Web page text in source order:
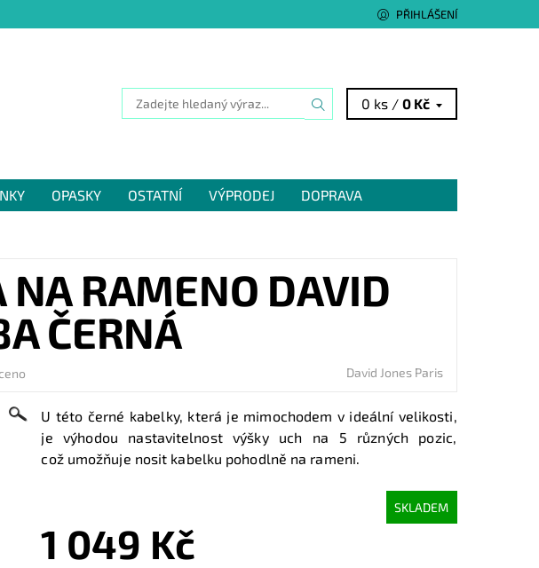
PŘIHLÁŠENÍ
0 ks /0 Kč
OPASKY OSTATNÍ VÝPRODEJ
DOPRAVA
NA RAMENO DAVID
ČERNÁ
David Jones Paris
U této černé kabelky, která je mimochodem v ideální velikosti,
je výhodou nastavitelnost výšky uch na 5 různých pozic,
což umožňuje nosit kabelku pohodlně na rameni.
SKLADEM
1 049 Kč